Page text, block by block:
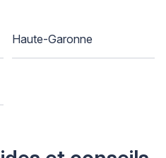
Haute-Garonne